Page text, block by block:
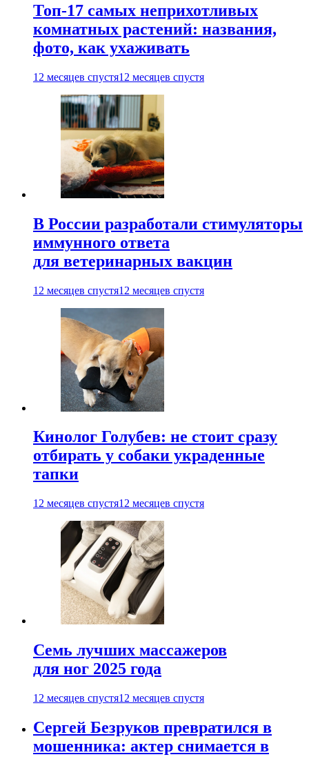
Топ-17 самых неприхотливых
комнатных растений: названия,
фото, как ухаживать
12 месяцев спустя12 месяцев спустя
В России разработали стимуляторы
иммунного ответа
для ветеринарных вакцин
12 месяцев спустя12 месяцев спустя
Кинолог Голубев: не стоит сразу
отбирать у собаки украденные
тапки
12 месяцев спустя12 месяцев спустя
Семь лучших массажеров
для ног 2025 года
12 месяцев спустя12 месяцев спустя
Сергей Безруков превратился в
мошенника: актер снимается в